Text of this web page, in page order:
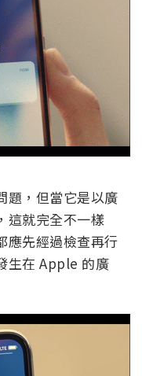
題，但當它是以廣
這就完全不一樣
應先經過檢查再行
生在 Apple 的廣